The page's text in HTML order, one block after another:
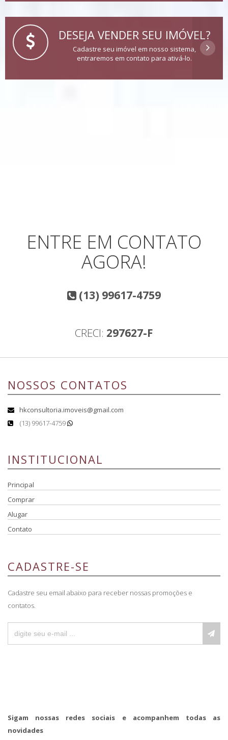
DESEJA VENDER SEU IMÓVEL?
Cadastre seu imóvel em nosso sistema,
entraremos em contato para ativá-lo.
ENTRE EM CONTATO
AGORA!
(13) 99617-4759
CRECI: 297627-F
NOSSOS CONTATOS
hkconsultoria.imoveis@gmail.com
(13) 99617-4759
INSTITUCIONAL
Principal
Comprar
Alugar
Contato
CADASTRE-SE
Cadastre seu email abaixo para receber nossas promoções e
contatos.
Sigam nossas redes sociais e acompanhem todas as
novidades